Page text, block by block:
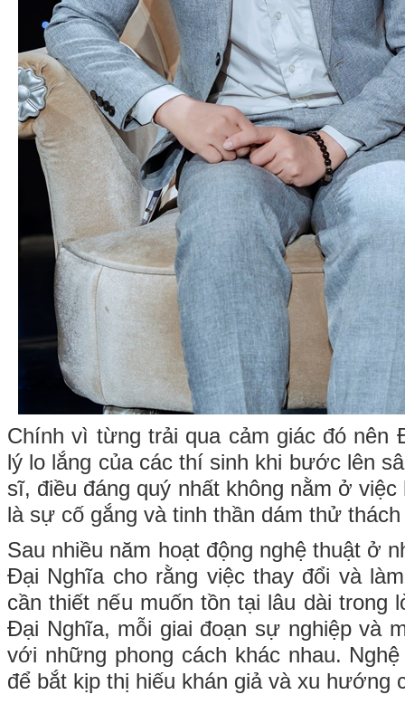
Chính vì từng trải qua cảm giác đó nên
lý lo lắng của các thí sinh khi bước lên
sĩ, điều đáng quý nhất không nằm ở
là sự cố gắng và tinh thần dám thử
Sau nhiều năm hoạt động nghệ thuật ở
Đại Nghĩa cho rằng việc thay đổi và
cần thiết nếu muốn tồn tại lâu dài trong
Đại Nghĩa, mỗi giai đoạn sự nghiệp và
với những phong cách khác nhau.
để bắt kịp thị hiếu khán giả và xu hướng